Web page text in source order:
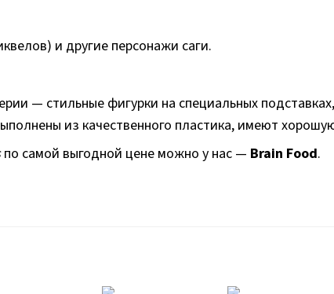
и другие персонажи саги.
— стильные фигурки на специальных
из качественного пластика, имеют
по самой выгодной цене можно у нас — Brain Food.